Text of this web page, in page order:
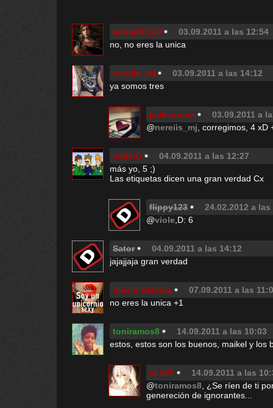
eduard0100
03.09.2011 a las 12:54
no, no eres la unica
nereiis_mj
03.09.2011 a las 14:12
ya somos tres
jacksonera
03.09.2011 a
@nereiis_mj , corregimos, 4
viole:D
04.09.2011 a las 12:27
más yo, 5 ;)
Las etiquetas dicen una gran verdad Cx
flippy123
24.02.2012 a las
@viole ,D: 6
Sator
04.09.2011 a las 14:12
jajajjaja gran verdad
Slevin Kelevra
07.09.2011 a las
no eres la unica +1
toniramos8
14.09.2011 a las 10:03
estos, estos son los buenos, maikel y los
aLii97
14.09.2011 a las
@toniramos8 , ¿Se ríen de ti
genereción de ignorantes...